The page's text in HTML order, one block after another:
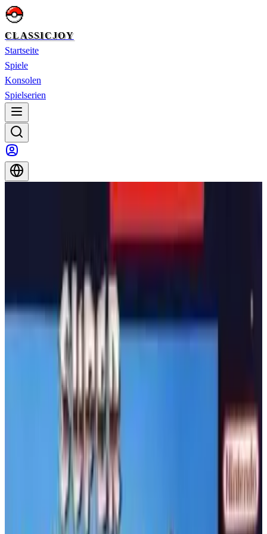
CLASSICJOY
Startseite
Spiele
Konsolen
Spielserien
Battletoads in Battlemaniacs
SPIEL STARTEN
Super Nintendo
Einbettungscode
Holen Sie sich den Einbettungscode für dieses Spiel, um es auf
EINBETTUNGSCODE KOPIEREN
Retro-Spiel: Battletoads in
Battlemaniacs